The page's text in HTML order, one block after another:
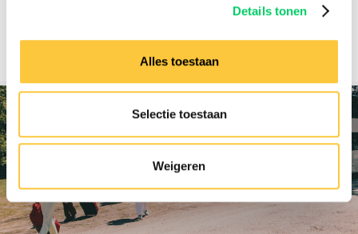
Details tonen
Alles toestaan
Selectie toestaan
Weigeren